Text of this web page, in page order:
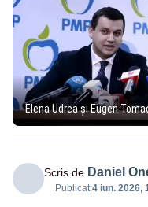
Elena Udrea și Eugen
Scris de Daniel
Publicat:4 iun. 2026,